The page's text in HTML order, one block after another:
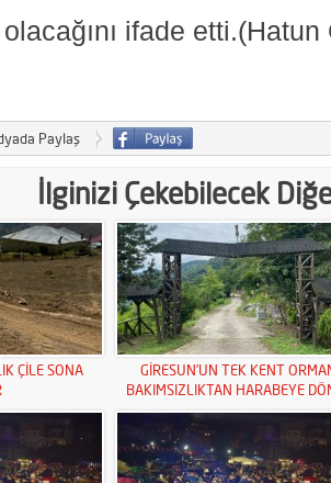
olacağını ifade
Paylaş
İlginizi Çekebilecek
ÇİLE SONA
GİRESUN’UN TEK KENT
BAKIMSIZLIKTAN HARABEYE